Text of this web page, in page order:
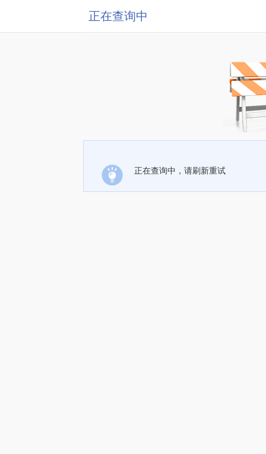
正在查询中
正在查询中，请刷新重试